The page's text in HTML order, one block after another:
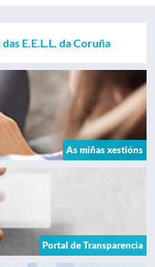
E.E.L.L. da Coruña
As miñas xestións
Portal de Transparencia